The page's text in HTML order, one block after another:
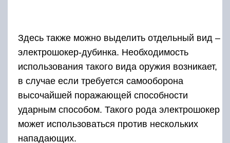
Здесь также можно выделить отдельный вид –
электрошокер-дубинка. Необходимость
использования такого вида оружия возникает,
в случае если требуется самооборона
высочайшей поражающей способности
ударным способом. Такого рода электрошокер
может использоваться против нескольких
нападающих.